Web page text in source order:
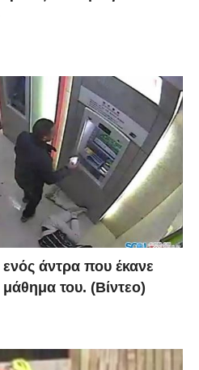
άντρα που έκανε
του. (Βίντεο)